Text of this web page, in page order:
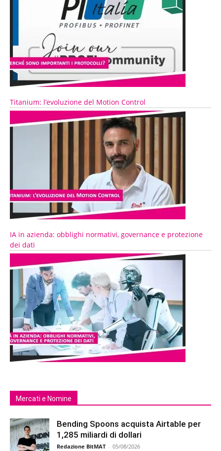
Titanium: l’evoluzione del Motion Control
IA in azienda: obblighi normativi, governance e protezione
dei dati
Mercati e Nomine
Bending Spoons acquista Airtable per
1,285 miliardi di dollari
Redazione BitMAT - 05/08/2026